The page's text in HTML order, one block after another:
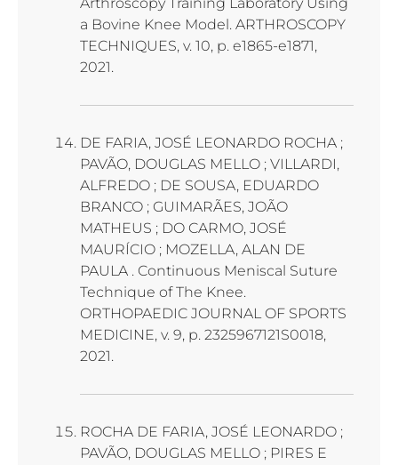
a Bovine Knee Model. ARTHROSCOPY
TECHNIQUES, v. 10, p. e1865-e1871,
2021.
DE FARIA, JOSÉ LEONARDO ROCHA ;
PAVÃO, DOUGLAS MELLO ; VILLARDI,
ALFREDO ; DE SOUSA, EDUARDO
BRANCO ; GUIMARÃES, JOÃO
MATHEUS ; DO CARMO, JOSÉ
MAURÍCIO ; MOZELLA, ALAN DE
PAULA . Continuous Meniscal Suture
Technique of The Knee.
ORTHOPAEDIC JOURNAL OF SPORTS
MEDICINE, v. 9, p. 2325967121S0018,
2021.
ROCHA DE FARIA, JOSÉ LEONARDO ;
PAVÃO, DOUGLAS MELLO ; PIRES E